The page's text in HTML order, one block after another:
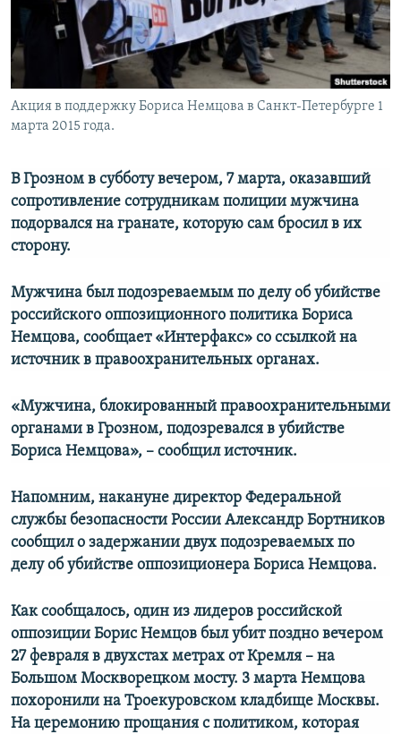
ПОБЕДИТЕЛЕЙ НЕ СУДЯТ?
КРЫМ.НЕПОКОРЕННЫЙ
УКРАИНСКАЯ ПРОБЛЕМА КРЫМА
ПРИСОЕДИНЯЙТЕСЬ!
Все сайты RFE/RL
Акция в поддержку Бориса Немцова в Санкт-Петербурге 1
марта 2015 года.
В Грозном в субботу вечером, 7 марта, оказавший
сопротивление сотрудникам полиции мужчина
подорвался на гранате, которую сам бросил в их
сторону.
Мужчина был подозреваемым по делу об убийстве
российского оппозиционного политика Бориса
Немцова, сообщает «Интерфакс» со ссылкой на
источник в правоохранительных органах.
«Мужчина, блокированный правоохранительными
органами в Грозном, подозревался в убийстве
Бориса Немцова», – сообщил источник.
Напомним, накануне директор Федеральной
службы безопасности России Александр Бортников
сообщил о задержании двух подозреваемых по
делу об убийстве оппозиционера Бориса Немцова.
Как сообщалось, один из лидеров российской
оппозиции Борис Немцов был убит поздно вечером
27 февраля в двухстах метрах от Кремля – на
Большом Москворецком мосту. 3 марта Немцова
похоронили на Троекуровском кладбище Москвы.
На церемонию прощания с политиком, которая